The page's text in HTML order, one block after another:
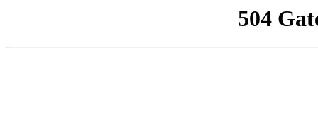
504